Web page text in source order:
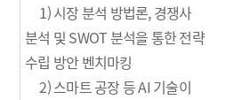
1)시장 분석 방법론,경쟁사
분석 및 SWOT분석을 통한 전략
수립 방안 벤치마킹
2)스마트공장 등AI 기술이